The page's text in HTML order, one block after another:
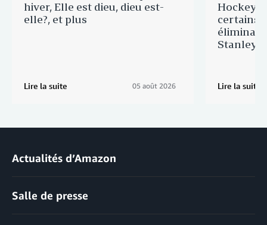
hiver, Elle est dieu, dieu est-
elle?, et plus
Lire la suite 05 août 2026
Hockey
certains
Stanley
Lire la suite
Actualités d’Amazon
Salle de presse